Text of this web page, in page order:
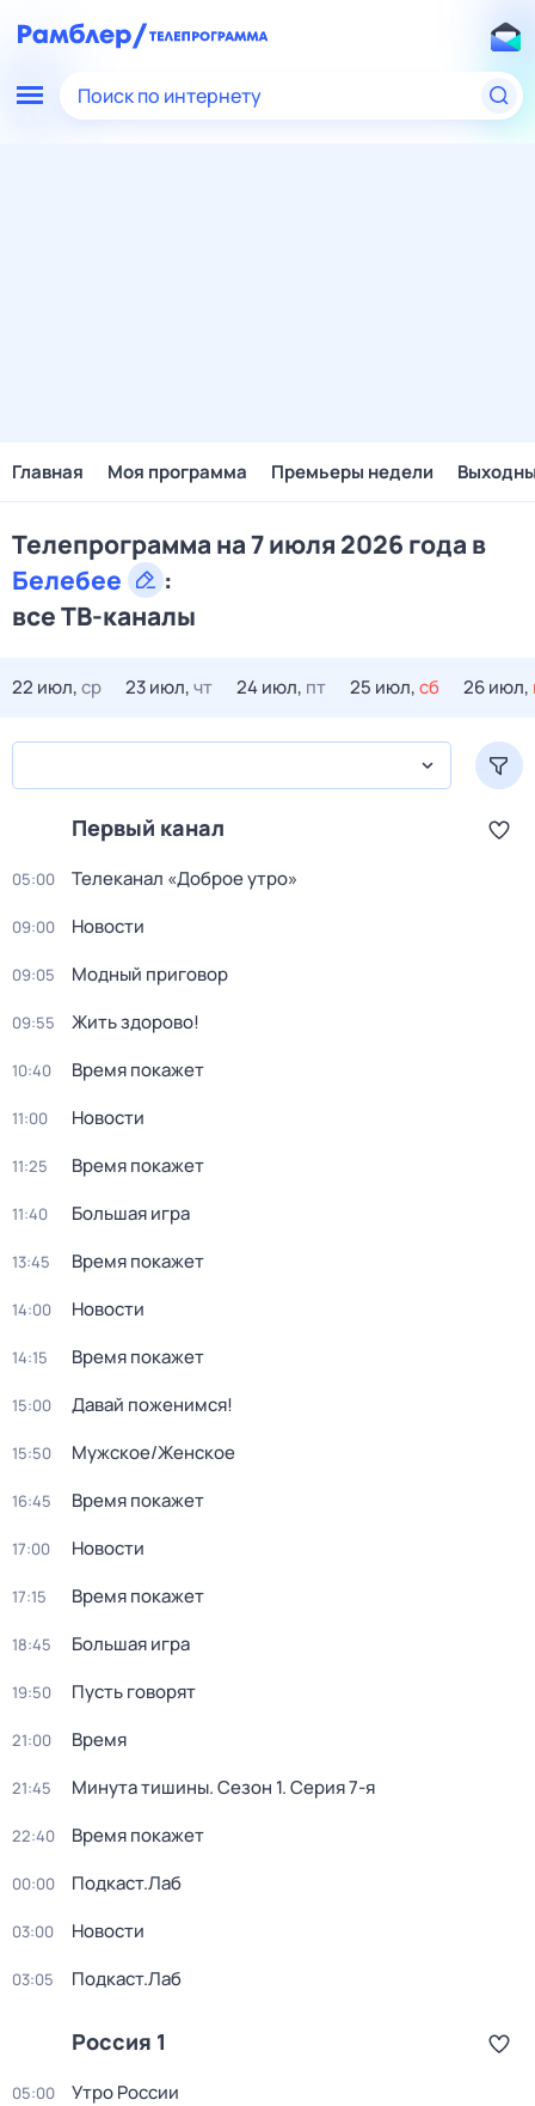
Поиск по интернету
Главная Моя программа Премьеры недели
Телепрограмма на 7 июля 2026 года в
Белебее
:
все ТВ-каналы
22 июл,ср 23 июл,чт 24 июл, пт 25 июл,сб 26 июл,
Первый канал
05:00 Телеканал «Доброе утро»
09:00 Новости
09:05 Модный приговор
09:55 Жить здорово!
10:40 Время покажет
11:00 Новости
11:25 Время покажет
11:40 Большая игра
13:45 Время покажет
14:00 Новости
14:15 Время покажет
15:00 Давай поженимся!
15:50 Мужское/Женское
16:45 Время покажет
17:00 Новости
17:15 Время покажет
18:45 Большая игра
19:50 Пусть говорят
21:00 Время
21:45 Минута тишины. Сезон 1. Серия 7-я
22:40 Время покажет
00:00 Подкаст.Лаб
03:00 Новости
03:05 Подкаст.Лаб
Россия 1
05:00 Утро России